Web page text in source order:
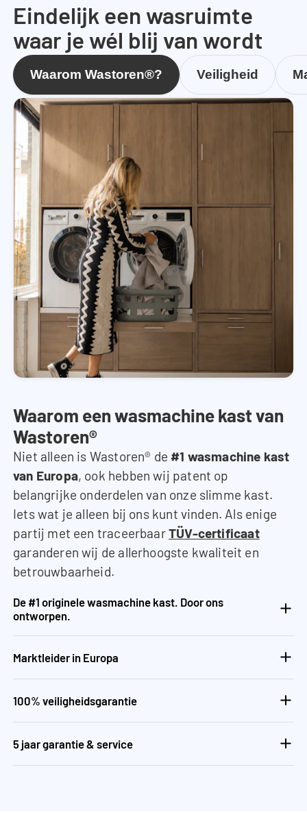
Eindelijk een wasruimte
waar je wél blij van wordt
Waarom Wastoren®? Veiligheid
Waarom een wasmachine kast van
Wastoren®
Niet alleen is Wastoren® de #1 wasmachine kast
van Europa, ook hebben wij patent op
belangrijke onderdelen van onze slimme kast.
Iets wat je alleen bij ons kunt vinden. Als enige
partij met een traceerbaarTÜV-certificaat
garanderen wij de allerhoogste kwaliteit en
betrouwbaarheid.
De #1 originele wasmachine kast. Door ons
ontworpen.
Marktleider in Europa
100% veiligheidsgarantie
5 jaar garantie & service